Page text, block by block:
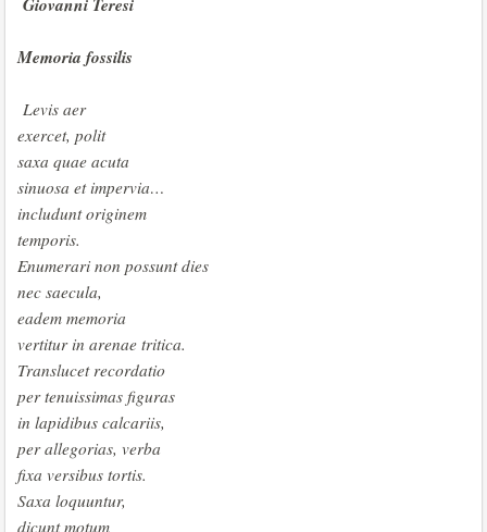
Memoria fossilis
Levis aer
exercet, polit
saxa quae acuta
sinuosa et impervia…
includunt originem
temporis.
Enumerari non possunt dies
nec saecula,
eadem memoria
vertitur in arenae tritica.
Translucet recordatio
per tenuissimas figuras
in lapidibus calcariis,
per allegorias, verba
fixa versibus tortis.
Saxa loquuntur,
dicunt motum